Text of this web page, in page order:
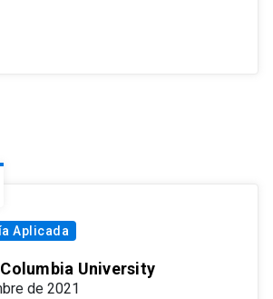
Aplicada
University
de 2021